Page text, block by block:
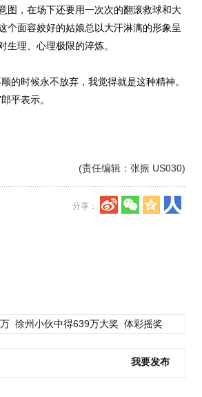
图，在场下还要用一次次的翻滚救球和大
个面容姣好的姑娘总以大汗淋漓的形象呈
理、心理极限的淬炼。
时候永不放弃，我觉得就是这种精神。
平表示。
(责任编辑：张振 US030)
分享：
徐州小伙中得639万大奖 体彩摇奖
我要发布